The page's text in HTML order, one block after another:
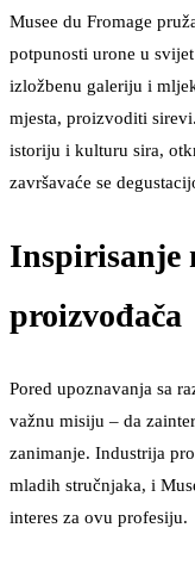
Musee du Fromage
potpunosti urone u
izložbenu galeriju i
mjesta, proizvoditi
istoriju i kulturu sira,
završavaće se
Inspirisanje
proizvođača
Pored upoznavanja sa
važnu misiju – da
zanimanje. Industrija
mladih stručnjaka, i
interes za ovu profesiju.